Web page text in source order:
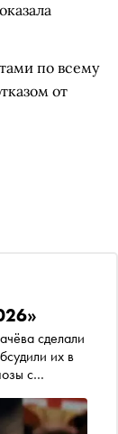
по всему
от
сделали
их в